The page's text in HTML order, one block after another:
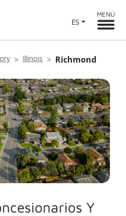
ES
MENÚ
Illinois Richmond
Y